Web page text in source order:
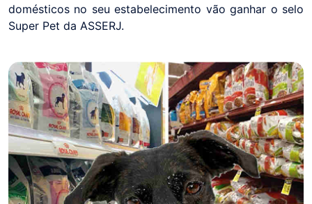
domésticos no seu estabelecimento vão ganhar o selo
Super Pet da ASSERJ.